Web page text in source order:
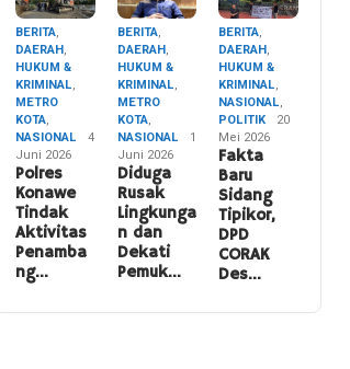
BERITA,
DAERAH,
HUKUM &
KRIMINAL,
METRO
KOTA,
NASIONAL
4
Juni 2026
Polres
Konawe
Tindak
Aktivitas
Penamba
ng…
BERITA,
DAERAH,
HUKUM &
KRIMINAL,
METRO
KOTA,
NASIONAL
1
Juni 2026
Diduga
Rusak
Lingkunga
n dan
Dekati
Pemuk…
BERITA,
DAERAH,
HUKUM &
KRIMINAL,
NASIONAL,
POLITIK
20
Mei 2026
Fakta
Baru
Sidang
Tipikor,
DPD
CORAK
Des…